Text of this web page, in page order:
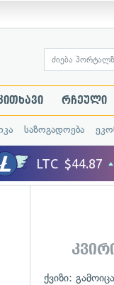
რჩეული
საზოგადოება
ქვიზი: